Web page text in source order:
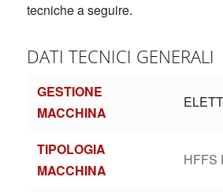
tecniche a seguire.
DATI TECNICI GENERALI
GESTIONE
MACCHINA
TIPOLOGIA
MACCHINA
HFFS